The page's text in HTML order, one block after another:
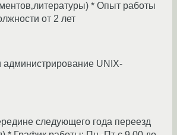
* Опыт работы
от 2 лет
администрирование UNIX-
следующего года переезд